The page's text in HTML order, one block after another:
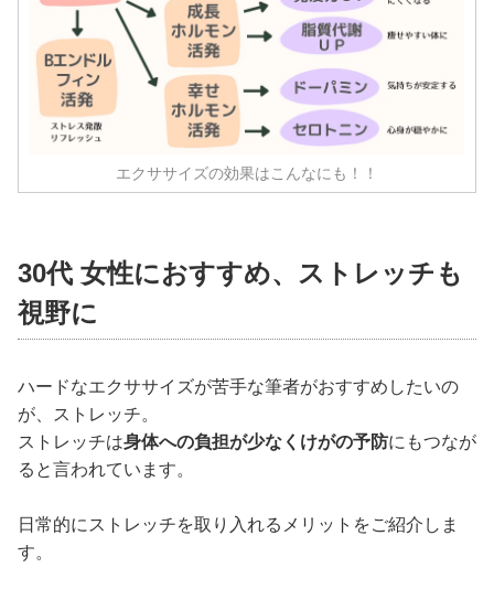
エクササイズの効果はこんなにも！！
30代 女性におすすめ、ストレッチも
視野に
ハードなエクササイズが苦手な筆者がおすすめしたいの
が、ストレッチ。
ストレッチは身体への負担が少なくけがの予防にもつなが
ると言われています。
日常的にストレッチを取り入れるメリットをご紹介しま
す。